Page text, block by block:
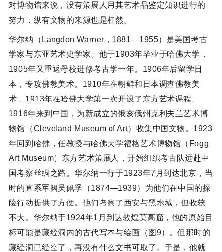
对博物馆来说，没有策展人用其艺术品鉴定知识进行的
努力，纵有文物的来源也是枉然。
华尔纳（Langdon Warner，1881—1955）是美国考古
学家与东亚艺术史学家。他于1903年毕业于哈佛大学，
1905年又重返母校进修考古学一年。1906年后留学日
本，专攻佛教美术。1910年在朝鲜和日本调查佛教美
术，1913年在哈佛大学第一次开设了东方艺术课程。
1916年来到中国，为新成立的俄亥俄州克利夫兰艺术博
物馆（Cleveland Museum of Art）收集中国文物。1923
年回到哈佛，任教授与哈佛大学福格艺术博物馆（Fogg
Art Museum）东方艺术策展人，开始组织考古队远赴中
国考察丝绸之路。华尔纳一行于1923年7月到达北京，当
时的直系军阀吴佩孚（1874—1939）为他们在中国的探
险行动提供了方便。他们考察了西安与黑水城，但收获
不大。华尔纳于1924年1月到达敦煌莫高窟，他的原始目
标可能是藏经洞内的古代写本与绘画（图9）。但那时的
藏经洞已经空了，再没有什么文书可取了。于是，他就